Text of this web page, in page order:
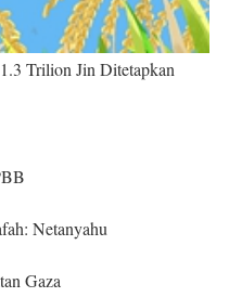
Trilion Jin Ditetapkan
Netanyahu
Gaza